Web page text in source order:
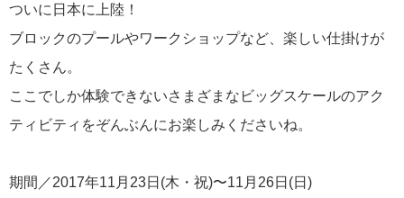
ついに日本に上陸！
ブロックのプールやワークショップなど、楽しい仕掛けが
たくさん。
ここでしか体験できないさまざまなビッグスケールのアク
ティビティをぞんぶんにお楽しみくださいね。
期間／2017年11月23日(木・祝)〜11月26日(日)